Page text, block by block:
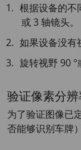
根据设备的不
或 3 轴镜头。
如果设备没有
旋转视野 90 °
验证像素分辨
为了验证图像已
否能够识别车牌